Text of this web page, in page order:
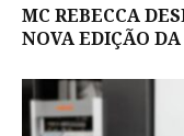
MC REBECCA
NOVA EDIÇÃO DA